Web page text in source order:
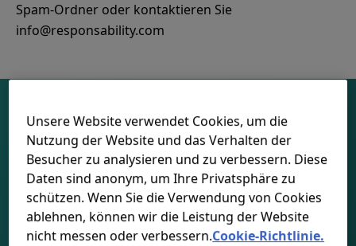
Spam-Ordner oder kontaktieren Sie
FOLGEN SIE UNS
LinkedInYoutubeSpotifyApple
Unsere Website verwendet Cookies, um die
Nutzung der Website und das Verhalten der
Besucher zu analysieren und zu verbessern. Diese
Daten sind anonym, um Ihre Privatsphäre zu
schützen. Wenn Sie die Verwendung von Cookies
ablehnen, können wir die Leistung der Website
nicht messen oder verbessern.Cookie-Richtlinie.